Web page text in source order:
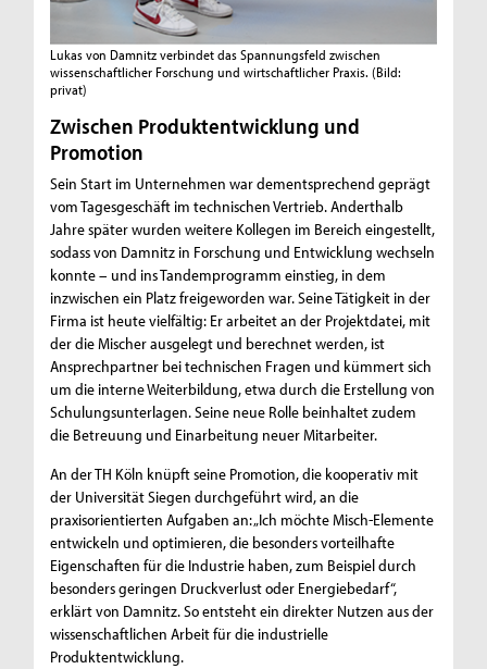
Lukas von Damnitz verbindet das Spannungsfeld zwischen
wissenschaftlicher Forschung und wirtschaftlicher Praxis. (Bild:
privat)
Zwischen Produktentwicklung und
Promotion
Sein Start im Unternehmen war dementsprechend geprägt
vom Tagesgeschäft im technischen Vertrieb. Anderthalb
Jahre später wurden weitere Kollegen im Bereich eingestellt,
sodass von Damnitz in Forschung und Entwicklung wechseln
konnte – und ins Tandemprogramm einstieg, in dem
inzwischen ein Platz freigeworden war. Seine Tätigkeit in der
Firma ist heute vielfältig: Er arbeitet an der Projektdatei, mit
der die Mischer ausgelegt und berechnet werden, ist
Ansprechpartner bei technischen Fragen und kümmert sich
um die interne Weiterbildung, etwa durch die Erstellung von
Schulungsunterlagen. Seine neue Rolle beinhaltet zudem
die Betreuung und Einarbeitung neuer Mitarbeiter.
An der TH Köln knüpft seine Promotion, die kooperativ mit
der Universität Siegen durchgeführt wird, an die
praxisorientierten Aufgaben an: „Ich möchte Misch-Elemente
entwickeln und optimieren, die besonders vorteilhafte
Eigenschaften für die Industrie haben, zum Beispiel durch
besonders geringen Druckverlust oder Energiebedarf“,
erklärt von Damnitz. So entsteht ein direkter Nutzen aus der
wissenschaftlichen Arbeit für die industrielle
Produktentwicklung.